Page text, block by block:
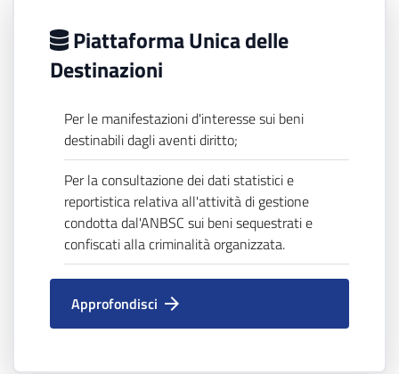
Piattaforma Unica delle
Destinazioni
Per le manifestazioni d'interesse sui beni
destinabili dagli aventi diritto;
Per la consultazione dei dati statistici e
reportistica relativa all'attività di gestione
condotta dal'ANBSC sui beni sequestrati e
confiscati alla criminalità organizzata.
Approfondisci